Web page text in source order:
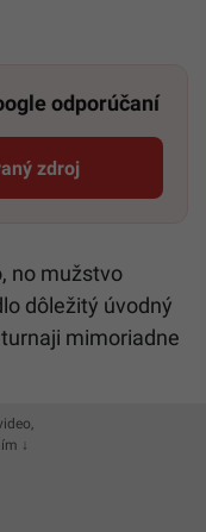
odporúčaní
zdroj
odkaz sa otvorí v
no mužstvo
dôležitý úvodný
mimoriadne
↓